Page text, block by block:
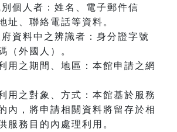
個人者：姓名、電子郵件信
址、聯絡電話等資料。
資料中之辨識者：身分證字號
（外國人）。
用之期間、地區：本館申請之網
用之對象、方式：本館基於服務
內，將申請相關資料將留存於相
服務目的內處理利用。